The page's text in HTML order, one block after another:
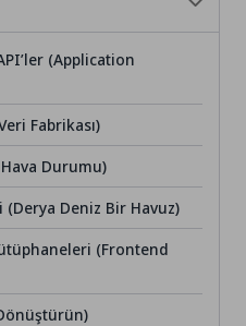
(Application
Fabrikası)
Durumu)
(Derya Deniz Bir Havuz)
(Frontend